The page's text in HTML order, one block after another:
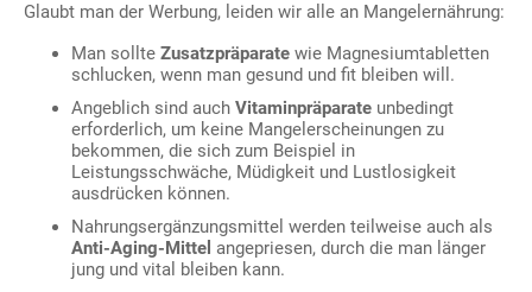
Glaubt man der Werbung, leiden wir alle an Mangelernährung:
Man sollte Zusatzpräparate wie Magnesiumtabletten
schlucken, wenn man gesund und fit bleiben will.
Angeblich sind auch Vitaminpräparate unbedingt
erforderlich, um keine Mangelerscheinungen zu
bekommen, die sich zum Beispiel in
Leistungsschwäche, Müdigkeit und Lustlosigkeit
ausdrücken können.
Nahrungsergänzungsmittel werden teilweise auch als
Anti-Aging-Mittel angepriesen, durch die man länger
jung und vital bleiben kann.